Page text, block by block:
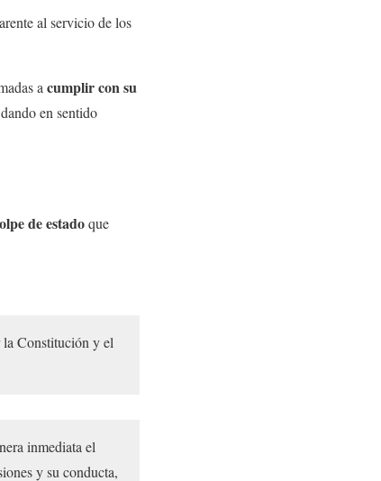
al servicio de los
a cumplir con su
en sentido
de estadoque
la Constitución y el
inmediata el
y su conducta,